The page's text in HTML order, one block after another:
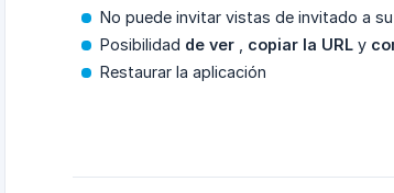
No puede invitar vistas de invitado a
Posibilidad de ver copiar la URL y
Restaurar la aplicación